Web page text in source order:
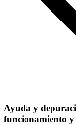
Ayuda y
funcionamiento